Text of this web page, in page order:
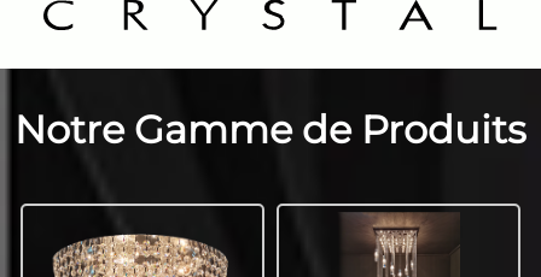
Notre Gamme de Produits